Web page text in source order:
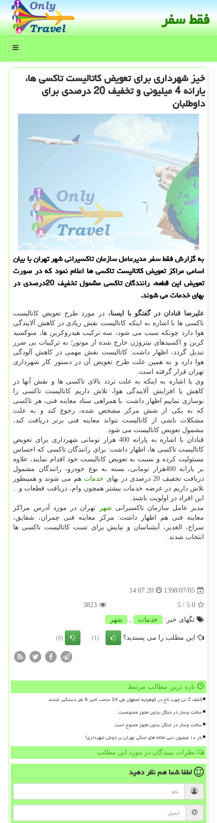
فقط سفر
منو
خیز شهرداری برای تعویض كاتالیست تاكسی ها،
یارانه 4 میلیونی و تخفیف 20 درصدی برای
داوطلبان
به گزارش فقط سفر مدیرعامل سازمان تاكسیرانی شهر تهران با بیان
اسامی مراكز تعویض كاتالیست تاكسی ها اعلام نمود كه در صورت
تعویض این قطعه، رانندگان تاكسی مشمول تخفیف 20درصدی در
بهای خدمات می شوند.
علیرضا قنادان در گفتگو با ایسنا، در مورد طرح تعویض كاتالیست
تاكسی ها با اشاره به اینكه كاتالیست نقش زیادی در كاهش آلایندگی
هوا دارد چونكه سبب می شود، سه تركیب هیدروكربن ها، منوكسید
كربن و اكسیدهای نیتروژن خارج شده از موتور؛ به تركیبات بی ضرر
تبدیل گردد، اظهار داشت: كاتالیست نقش مهمی در كاهش آلودگی
هوا دارد و به همین علت طرح تعویض آن در دستور كار شهرداری
تهران قرار گرفته است.
وی با اشاره به اینكه به علت تردد بالای تاكسی ها و نقش آنها در
كاهش یا افزایش آلایندگی هوا، تلاش داریم كاتالیست تاكسی را
نوسازی نماییم اظهار داشت: با همراهی ستاد معاینه فنی، هر تاكسی
كه به یكی از شش مركز مشخص شده، رجوع كند و به علت
مشكلات ناشی از كاتالیست نتواند معاینه فنی برتر دریافت كند،
مشمول تعویض كاتالیست می شود.
قنادان با اشاره به یارانه 400 هزار تومانی شهرداری برای تعویض
كاتالیست تاكسی ها، اظهار داشت: برای رانندگان تاكسی كه احساس
مسئولیت كرده و نسبت به تعویض كاتالیست خود اقدام نمایند، علاوه
بر یارانه 400هزار تومانی، بسته به نوع خودرو، رانندگان مشمول
دریافت تخفیف 20 درصدی در بهای
خدمات هم می شوند و همینطور
تلاش داریم در عرضه خدمات بیشتر همچون وام، دریافت قطعات و...
این افراد در اولویت باشند.
مدیر عامل سازمان تاكسیرانی شهر
تهران در مورد آدرس مراكز
معاینه فنی هم اظهار داشت: مركز معاینه فنی چمران، شقایق،
سراج، الغدیر، آبشناسان و نیایش برای تست كاتالیست تاكسی ها
انتخاب شدند.
1398/07/05
14:07:20
5.0
/ 5
3823
تگهای خبر:
خدمات , شهر
این مطلب را می پسندید؟ (1)
(0)
تازه ترین مطالب مرتبط
کشف 2 تن چوب تاغ در کوهپایه اصفهان طی 24 ساعت اخیر 8 نفر دستگیر شدند
ساخت وساز در جنگل بدون مجوز ممنوعست
ساخت وساز در جنگل بدون مجوز ممنوع است
بار ۱۰ میلیون تنی نخاله های جنگی تهران بر دوش شهرداری!
نظرات بینندگان در مورد این مطلب
لطفا شما همنظر دهید